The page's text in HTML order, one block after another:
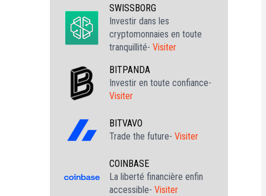
SWISSBORG
Investir dans les
cryptomonnaies en toute
tranquillité- Visiter
BITPANDA
Investir en toute confiance-
Visiter
BITVAVO
Trade the future- Visiter
COINBASE
La liberté financière enfin
accessible- Visiter